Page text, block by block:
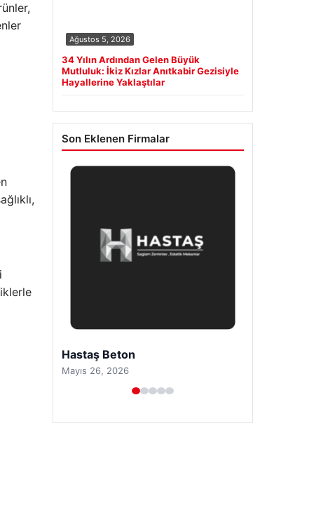
Ağustos 5, 2026
34 Yılın Ardından Gelen Büyük
Mutluluk: İkiz Kızlar Anıtkabir Gezisiyle
Hayallerine Yaklaştılar
Son Eklenen Firmalar
Prenses Night Club
Nisan 29, 2026